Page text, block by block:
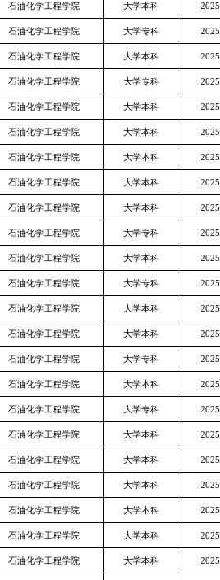
石油化学工程学院 大学本科 2025
石油化学工程学院 大学专科 2025
石油化学工程学院 大学本科 2025
石油化学工程学院 大学专科 2025
石油化学工程学院 大学本科 2025
石油化学工程学院 大学本科 2025
石油化学工程学院 大学本科 2025
石油化学工程学院 大学本科 2025
石油化学工程学院 大学本科 2025
石油化学工程学院 大学专科 2025
石油化学工程学院 大学本科 2025
石油化学工程学院 大学专科 2025
石油化学工程学院 大学本科 2025
石油化学工程学院 大学本科 2025
石油化学工程学院 大学专科 2025
石油化学工程学院 大学本科 2025
石油化学工程学院 大学专科 2025
石油化学工程学院 大学本科 2025
石油化学工程学院 大学本科 2025
石油化学工程学院 大学本科 2025
石油化学工程学院 大学本科 2025
石油化学工程学院 大学本科 2025
石油化学工程学院 大学本科 2025